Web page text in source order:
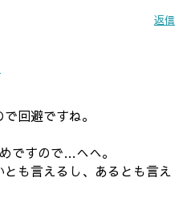
返信
回避ですね。
ですので…へへ。
も言えるし、あるとも言え